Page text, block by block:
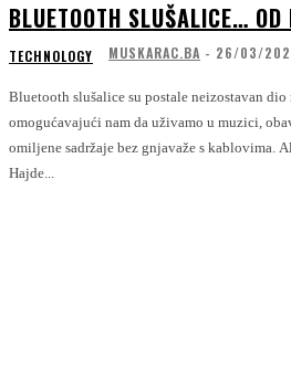
BLUETOOTH SLUŠALICE… OD
TECHNOLOGY MUSKARAC.BA - 26/03/
Bluetooth slušalice su postale neizostavan dio
omogućavajući nam da uživamo u muzici,
omiljene sadržaje bez gnjavaže s kablovima.
Hajde...